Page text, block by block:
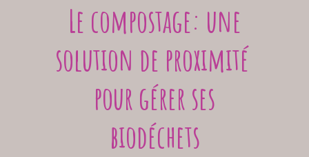
Le compostage: une
solution de proximité
pour gérer ses
biodéchets